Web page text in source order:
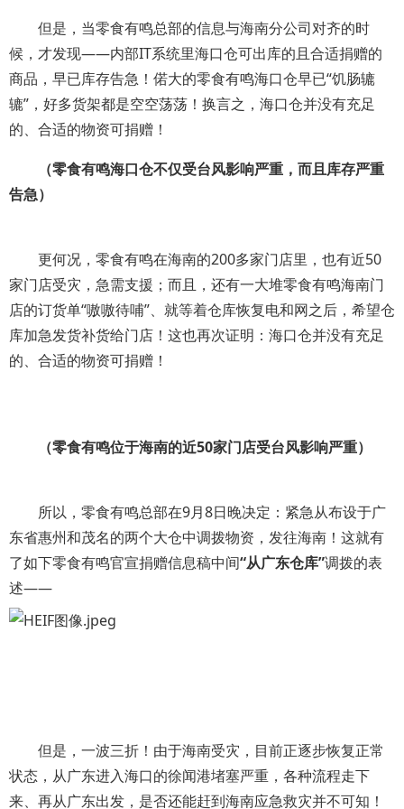
但是，当零食有鸣总部的信息与海南分公司对齐的时
候，才发现——内部IT系统里海口仓可出库的且合适捐赠的
商品，早已库存告急！偌大的零食有鸣海口仓早已“饥肠辘
辘”，好多货架都是空空荡荡！换言之，海口仓并没有充足
的、合适的物资可捐赠！
（零食有鸣海口仓不仅受台风影响严重，而且库存严重
告急）
更何况，零食有鸣在海南的200多家门店里，也有近50
家门店受灾，急需支援；而且，还有一大堆零食有鸣海南门
店的订货单“嗷嗷待哺”、就等着仓库恢复电和网之后，希望仓
库加急发货补货给门店！这也再次证明：海口仓并没有充足
的、合适的物资可捐赠！
（零食有鸣位于海南的近50家门店受台风影响严重）
所以，零食有鸣总部在9月8日晚决定：紧急从布设于广
东省惠州和茂名的两个大仓中调拨物资，发往海南！这就有
了如下零食有鸣官宣捐赠信息稿中间“从广东仓库”调拨的表
述——
但是，一波三折！由于海南受灾，目前正逐步恢复正常
状态，从广东进入海口的徐闻港堵塞严重，各种流程走下
来、再从广东出发，是否还能赶到海南应急救灾并不可知！